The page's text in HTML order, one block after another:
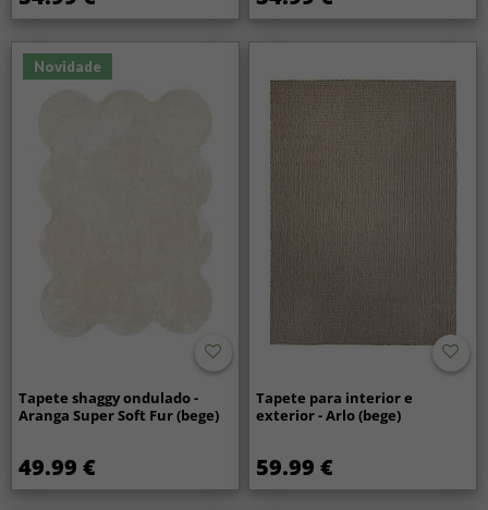
Novidade
Tapete shaggy ondulado -
Aranga Super Soft Fur (bege)
49.99 €
Tapete para interior e
exterior - Arlo (bege)
59.99 €